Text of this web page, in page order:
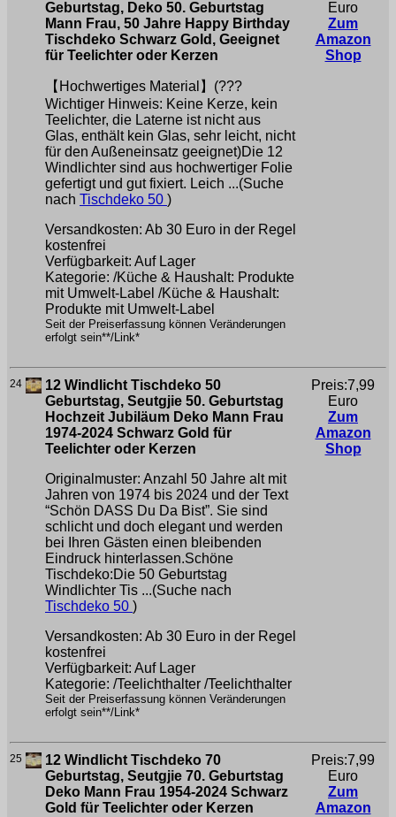
Geburtstag, Deko 50. Geburtstag
Mann Frau, 50 Jahre Happy Birthday
Tischdeko Schwarz Gold, Geeignet
für Teelichter oder Kerzen
【Hochwertiges Material】(???
Wichtiger Hinweis: Keine Kerze, kein
Teelichter, die Laterne ist nicht aus
Glas, enthält kein Glas, sehr leicht, nicht
für den Außeneinsatz geeignet)Die 12
Windlichter sind aus hochwertiger Folie
gefertigt und gut fixiert. Leich ...(Suche
nach Tischdeko 50 )
Versandkosten: Ab 30 Euro in der Regel
kostenfrei
Verfügbarkeit: Auf Lager
Kategorie: /Küche & Haushalt: Produkte
mit Umwelt-Label /Küche & Haushalt:
Produkte mit Umwelt-Label
Seit der Preiserfassung können Veränderungen
erfolgt sein**/Link*
Euro
Zum
Amazon
Shop
24
12 Windlicht Tischdeko 50
Geburtstag, Seutgjie 50. Geburtstag
Hochzeit Jubiläum Deko Mann Frau
1974-2024 Schwarz Gold für
Teelichter oder Kerzen
Originalmuster: Anzahl 50 Jahre alt mit
Jahren von 1974 bis 2024 und der Text
“Schön DASS Du Da Bist”. Sie sind
schlicht und doch elegant und werden
bei Ihren Gästen einen bleibenden
Eindruck hinterlassen.Schöne
Tischdeko:Die 50 Geburtstag
Windlichter Tis ...(Suche nach
Tischdeko 50 )
Versandkosten: Ab 30 Euro in der Regel
kostenfrei
Verfügbarkeit: Auf Lager
Kategorie: /Teelichthalter /Teelichthalter
Seit der Preiserfassung können Veränderungen
erfolgt sein**/Link*
Preis:7,99
Euro
Zum
Amazon
Shop
25
12 Windlicht Tischdeko 70
Geburtstag, Seutgjie 70. Geburtstag
Deko Mann Frau 1954-2024 Schwarz
Gold für Teelichter oder Kerzen
Preis:7,99
Euro
Zum
Amazon